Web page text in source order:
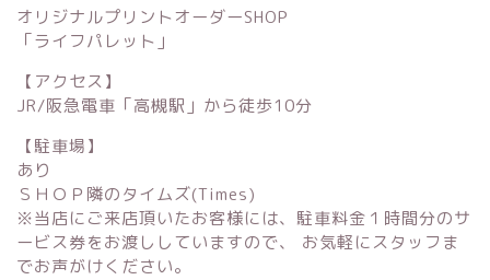
オリジナルプリントオーダーSHOP
「ライフパレット」
【アクセス】
JR/阪急電車「高槻駅」から徒歩10分
【駐車場】
あり
ＳＨＯＰ隣のタイムズ(Times)
※当店にご来店頂いたお客様には、駐車料金１時間分のサ
ービス券をお渡ししていますので、 お気軽にスタッフま
でお声がけください。